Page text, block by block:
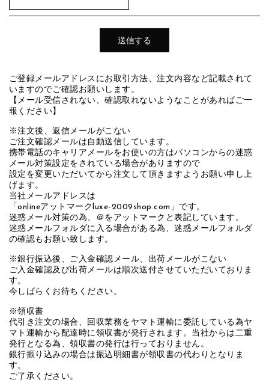
ご登録メールアドレスにお取引方法、注文内容など記載されて
いますのでご確認お願いします。
【メール受信されない、確認取れないようなことがあればご一
報ください】
※注文後、返信メールがこない
ご注文確認メールは自動送信しています。
携帯電話のキャリアメールをお使いの方はパソコンからの迷惑
メール対策設定をされている場合がありますので
設定を変更いただいてから注文して頂きますようお願い申し上
げます。
当社メールアドレスは
「onlineアットマークluxe-2009shop.com」です。
迷惑メール対策の為、＠をアットマークと表記しています。
迷惑メールフォルダに入る場合がある為、迷惑メールフォルダ
の確認もお願い致します。
※銀行振込後、ご入金確認メール、出荷メールがこない
ご入金確認及び出荷メールは順次送付させていただいておりま
す。
今しばらくお待ちください。
※領収書
代引き注文の場合、回収業務をヤマト運輸に委託している為ヤ
マト運輸から配達時に領収書が発行されます。当社からは二重
発行となる為、領収書の発行は行っておりません。
銀行振り込みの場合は振込明細書が領収書の代わりとなりま
す。
ご了承ください。